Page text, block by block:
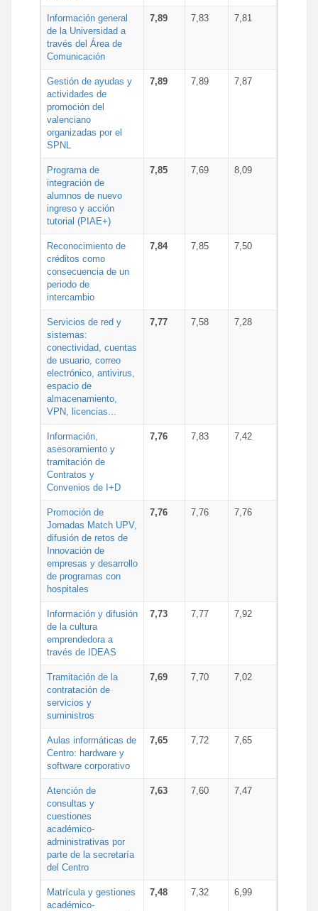
Información general
de la Universidad a
través del Área de
Comunicación
7,89 7,83 7,81
Gestión de ayudas y
actividades de
promoción del
valenciano
organizadas por el
SPNL
7,89 7,89 7,87
Programa de
integración de
alumnos de nuevo
ingreso y acción
tutorial (PIAE+)
7,85 7,69 8,09
Reconocimiento de
créditos como
consecuencia de un
periodo de
intercambio
7,84 7,85 7,50
Servicios de red y
sistemas:
conectividad, cuentas
de usuario, correo
electrónico, antivirus,
espacio de
almacenamiento,
VPN, licencias...
7,77 7,58 7,28
Información,
asesoramiento y
tramitación de
Contratos y
Convenios de I+D
7,76 7,83 7,42
Promoción de
Jornadas Match UPV,
difusión de retos de
Innovación de
empresas y desarrollo
de programas con
hospitales
7,76 7,76 7,76
Información y difusión
de la cultura
emprendedora a
través de IDEAS
7,73 7,77 7,92
Tramitación de la
contratación de
servicios y
suministros
7,69 7,70 7,02
Aulas informáticas de
Centro: hardware y
software corporativo
7,65 7,72 7,65
Atención de
consultas y
cuestiones
académico-
administrativas por
parte de la secretaría
del Centro
7,63 7,60 7,47
Matrícula y gestiones
académico-
7,48 7,32 6,99